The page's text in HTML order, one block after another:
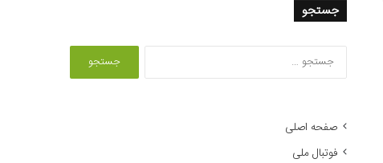
جستجو
صفحه اصلی
فوتبال ملی